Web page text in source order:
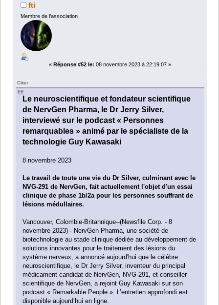
fti
Membre de l'association
« Réponse #52 le: 08 novembre 2023 à 22:19:07 »
Citer
Le neuroscientifique et fondateur scientifique
de NervGen Pharma, le Dr Jerry Silver,
interviewé sur le podcast « Personnes
remarquables » animé par le spécialiste de la
technologie Guy Kawasaki
8 novembre 2023
Le travail de toute une vie du Dr Silver, culminant avec le
NVG-291 de NervGen, fait actuellement l'objet d'un essai
clinique de phase 1b/2a pour les personnes souffrant de
lésions médullaires.
Vancouver, Colombie-Britannique--(Newsfile Corp. - 8
novembre 2023) - NervGen Pharma, une société de
biotechnologie au stade clinique dédiée au développement de
solutions innovantes pour le traitement des lésions du
système nerveux, a annoncé aujourd'hui que le célèbre
neuroscientifique, le Dr Jerry Silver, inventeur du principal
médicament candidat de NervGen, NVG-291, et conseiller
scientifique de NervGen, a rejoint Guy Kawasaki sur son
podcast « Remarkable People ». L’entretien approfondi est
disponible aujourd’hui en ligne.